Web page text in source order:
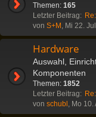
Themen: 165
Letzter Beitrag:
von S+M , Mi 22.
Hardware
Auswahl,
Komponenten
Themen: 1852
Letzter Beitrag:
von schubl , Mo 10.